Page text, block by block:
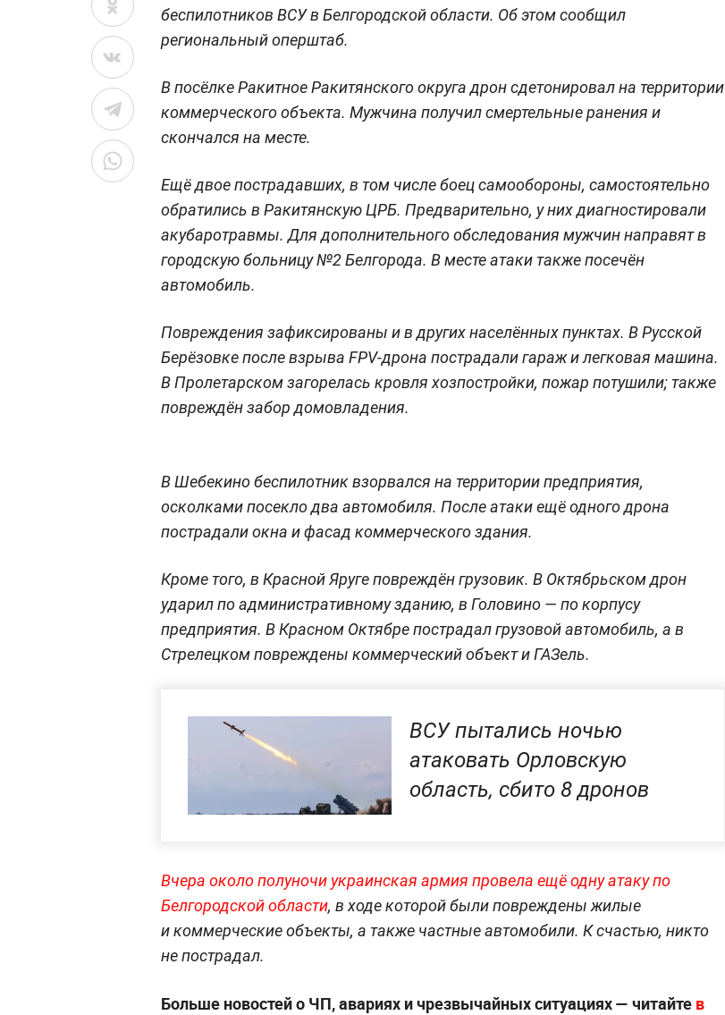
беспилотников ВСУ в Белгородской области. Об этом сообщил
региональный оперштаб.
В посёлке Ракитное Ракитянского округа дрон сдетонировал на территории
коммерческого объекта. Мужчина получил смертельные ранения и
скончался на месте.
Ещё двое пострадавших, в том числе боец самообороны, самостоятельно
обратились в Ракитянскую ЦРБ. Предварительно, у них диагностировали
акубаротравмы. Для дополнительного обследования мужчин направят в
городскую больницу №2 Белгорода. В месте атаки также посечён
автомобиль.
Повреждения зафиксированы и в других населённых пунктах. В Русской
Берёзовке после взрыва FPV-дрона пострадали гараж и легковая машина.
В Пролетарском загорелась кровля хозпостройки, пожар потушили; также
повреждён забор домовладения.
В Шебекино беспилотник взорвался на территории предприятия,
осколками посекло два автомобиля. После атаки ещё одного дрона
пострадали окна и фасад коммерческого здания.
Кроме того, в Красной Яруге повреждён грузовик. В Октябрьском дрон
ударил по административному зданию, в Головино — по корпусу
предприятия. В Красном Октябре пострадал грузовой автомобиль, а в
Стрелецком повреждены коммерческий объект и ГАЗель.
ВСУ пытались ночью
атаковать Орловскую
область, сбито 8 дронов
Вчера около полуночи украинская армия провела ещё одну атаку по
Белгородской области, в ходе которой были повреждены жилые
и коммерческие объекты, а также частные автомобили. К счастью, никто
не пострадал.
Больше новостей о ЧП, авариях и чрезвычайных ситуациях — читайте в